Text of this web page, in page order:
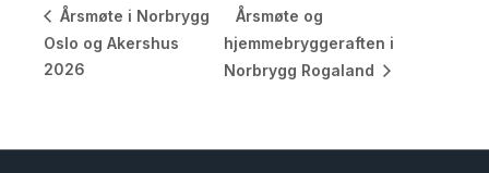
Årsmøte i Norbrygg
Oslo og Akershus
2026
Årsmøte og
hjemmebryggeraften i
Norbrygg Rogaland